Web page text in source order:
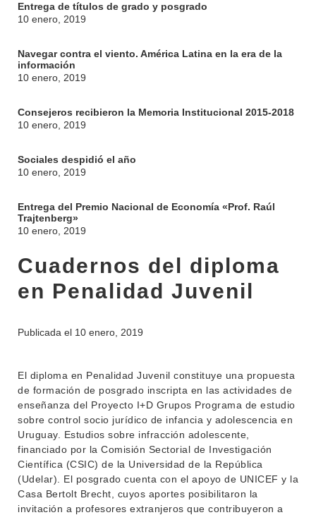
DEPARTAMENTOS
ENSEÑANZA
INVESTIGACIÓN
EXTENSIÓN
SERVICIOS
EVA FCS
OFERTA DE GRADO
POSGRADOS
MOVILIDAD ACADÉMICA
Entrega de títulos de grado y posgrado
10 enero, 2019
Navegar contra el viento. América Latina en la era de la
información
10 enero, 2019
Consejeros recibieron la Memoria Institucional 2015-2018
10 enero, 2019
Sociales despidió el año
10 enero, 2019
Entrega del Premio Nacional de Economía «Prof. Raúl
Trajtenberg»
10 enero, 2019
Cuadernos del diploma
en Penalidad Juvenil
Publicada el 10 enero, 2019
El diploma en Penalidad Juvenil constituye una propuesta
de formación de posgrado inscripta en las actividades de
enseñanza del Proyecto I+D Grupos Programa de estudio
sobre control socio jurídico de infancia y adolescencia en
Uruguay. Estudios sobre infracción adolescente,
financiado por la Comisión Sectorial de Investigación
Científica (CSIC) de la Universidad de la República
(Udelar). El posgrado cuenta con el apoyo de UNICEF y la
Casa Bertolt Brecht, cuyos aportes posibilitaron la
invitación a profesores extranjeros que contribuyeron a